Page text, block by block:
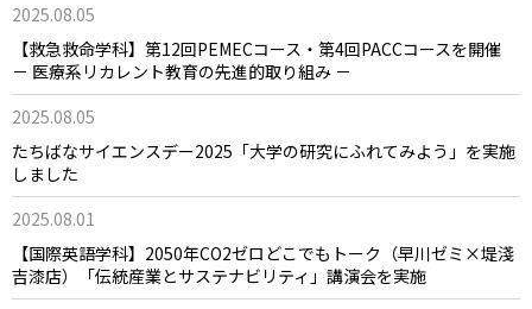
2025.08.05
【救急救命学科】第12回PEMECコース・第4回PACCコースを開催
－ 医療系リカレント教育の先進的取り組み －
2025.08.05
たちばなサイエンスデー2025「大学の研究にふれてみよう」を実施
しました
2025.08.01
【国際英語学科】2050年CO2ゼロどこでもトーク（早川ゼミ×堤淺
吉漆店）「伝統産業とサステナビリティ」講演会を実施